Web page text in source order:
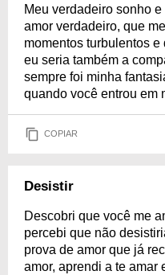
Meu verdadeiro sonho
amor verdadeiro, que
momentos turbulentos
eu seria também a
sempre foi minha
quando você entrou em
COPIAR
Desistir
Descobri que você me
percebi que não
prova de amor que já
amor, aprendi a te amar